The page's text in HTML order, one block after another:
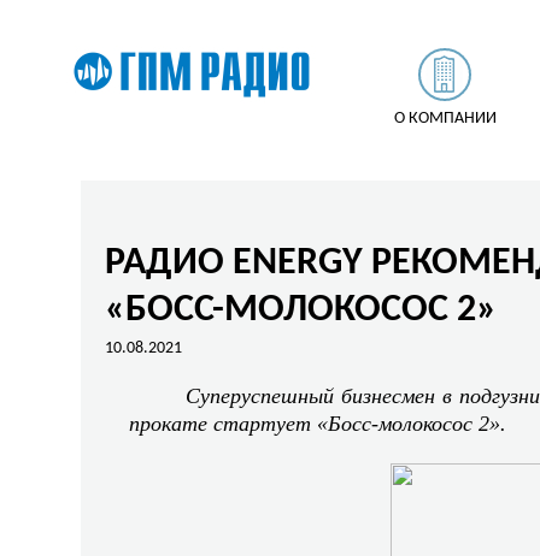
О КОМПАНИИ
РАДИО ENERGY
«БОСС-МОЛОКОСОС 2»
10.08.2021
Суперуспешный бизнесмен в
прокате стартует «Босс-молокосос 2».